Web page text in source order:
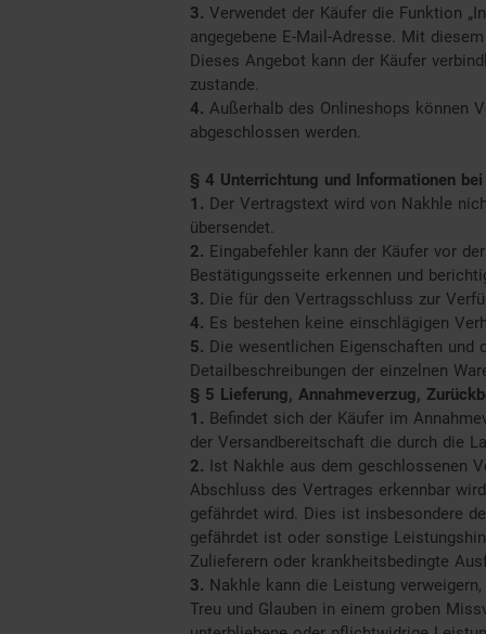
3. Verwendet der Käufer die Funktion
angegebene E-Mail-Adresse. Mit
Dieses Angebot kann der Käufer
zustande.
4. Außerhalb des Onlineshops können
abgeschlossen werden.
§ 4 Unterrichtung und Informationen
1. Der Vertragstext wird von Nakhle
übersendet.
2. Eingabefehler kann der Käufer vor
Bestätigungsseite erkennen und
3. Die für den Vertragsschluss zur
4. Es bestehen keine einschlägigen
5. Die wesentlichen Eigenschaften und
Detailbeschreibungen der einzelnen
§ 5 Lieferung, Annahmeverzug,
1. Befindet sich der Käufer im
der Versandbereitschaft die durch die
2. Ist Nakhle aus dem geschlossenen
Abschluss des Vertrages erkennbar
gefährdet wird. Dies ist insbesondere
gefährdet ist oder sonstige
Zulieferern oder krankheitsbedingte
3. Nakhle kann die Leistung
Treu und Glauben in einem groben